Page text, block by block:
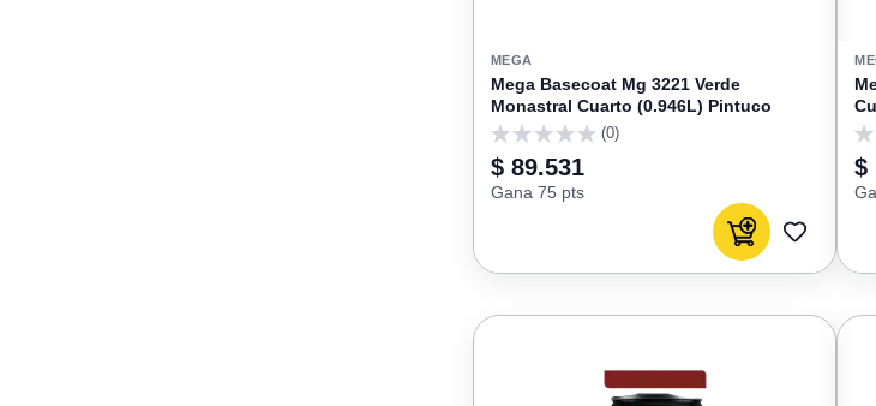
MEGA
Mega Basecoat Mg 3221 Verde
Monastral Cuarto (0.946L) Pintuco
(0)
$ 89.531
Gana 75 pts
Agregar al carrito
AGREGAR
$